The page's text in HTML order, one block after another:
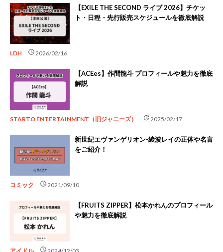
【EXILE THE SECOND ライブ 2026】チケッ
ト・日程・先行販売スケジュールを徹底解説
LDH schedule2026/02/16
【ACEes】作間龍斗 プロフィールや魅力を徹底
解説
STARTO ENTERTAINMENT（旧ジャニーズ） update2025/02/17
新世紀エヴァンゲリオン-綾波レイの正体や名言
をご紹介！
コミック schedule2021/09/10
【FRUITS ZIPPER】松本かれんのプロフィール
や魅力を徹底解説
schedule